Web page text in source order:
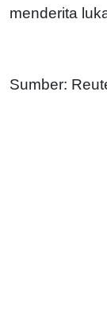
menderita
Sumber: